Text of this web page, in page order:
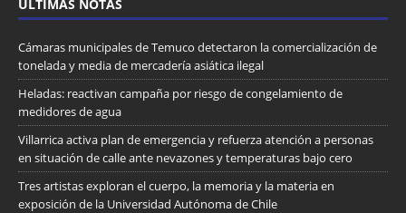
ULTIMAS NOTAS
Cámaras municipales de Temuco detectaron la comercialización de
tonelada y media de mercadería asiática ilegal
Heladas: reactivan campaña por riesgo de congelamiento de
medidores de agua
Villarrica activa plan de emergencia y refuerza atención a personas
en situación de calle ante nevazones y temperaturas bajo cero
Tres artistas exploran el cuerpo, la memoria y la materia en
exposición de la Universidad Autónoma de Chile